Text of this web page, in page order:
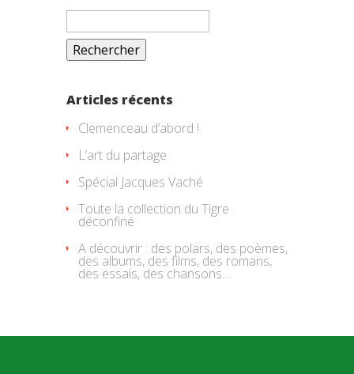
Rechercher :
Articles récents
Clemenceau d’abord !
L’art du partage
Spécial Jacques Vaché
Toute la collection du Tigre
déconfiné
A découvrir : des polars, des poèmes,
des albums, des films, des romans,
des essais, des chansons…